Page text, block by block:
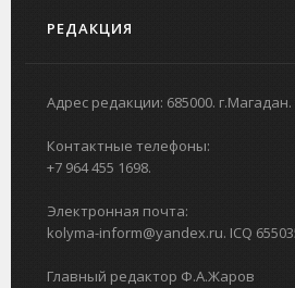
РЕДАКЦИЯ
Адрес редакции: 685000.
Контактные телефоны:
+7 964 455 1698.
Электронная почта:
kolyma-inform@yandex.ru. ICQ
Главный редактор Ф.А.Жаров